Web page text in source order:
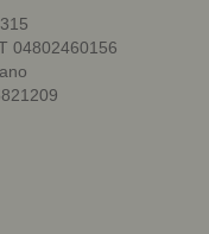
04802460156